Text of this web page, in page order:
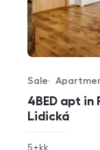
4BED apt in
Lidická
Offer type
Sale
Property type
rozměry
5+kk